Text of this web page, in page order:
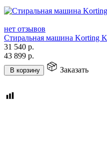
нет отзывов
Стиральная машина Korting
31 540 р.
43 899 р.
В корзину Заказать